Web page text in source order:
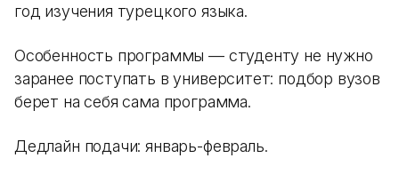
год изучения турецкого языка.
Особенность программы — студенту не нужно
заранее поступать в университет: подбор вузов
берет на себя сама программа.
Дедлайн подачи: январь-февраль.